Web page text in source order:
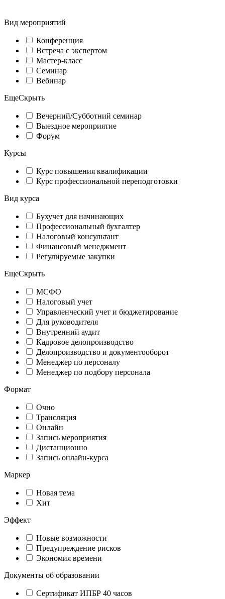
Вид мероприятий
Конференция
Встреча с экспертом
Мастер-класс
Семинар
Вебинар
ЕщеСкрыть
Вечерний/Субботний семинар
Выездное мероприятие
Форум
Курсы
Курс повышения квалификации
Курс профессиональной переподготовки
Вид курса
Бухучет для начинающих
Профессиональный бухгалтер
Налоговый консультант
Финансовый менеджмент
Регулируемые закупки
ЕщеСкрыть
МСФО
Налоговый учет
Управленческий учет и бюджетирование
Для руководителя
Внутренний аудит
Кадровое делопроизводство
Делопроизводство и документооборот
Менеджер по персоналу
Менеджер по подбору персонала
Формат
Очно
Трансляция
Онлайн
Запись мероприятия
Дистанционно
Запись онлайн-курса
Маркер
Новая тема
Хит
Эффект
Новые возможности
Предупреждение рисков
Экономия времени
Документы об образовании
Сертификат ИПБР 40 часов